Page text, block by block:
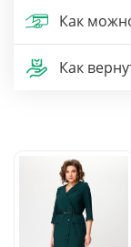
Как
Как